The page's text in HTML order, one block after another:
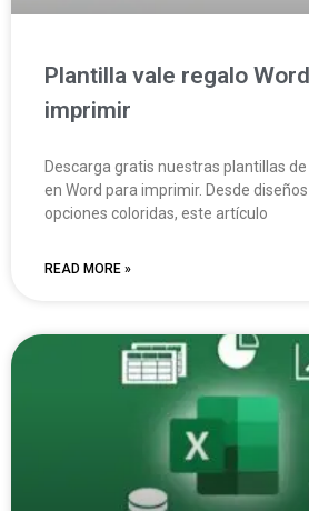
Plantilla vale regalo
imprimir
Descarga gratis nuestras plantillas
en Word para imprimir. Desde
opciones coloridas, este artículo
READ MORE »